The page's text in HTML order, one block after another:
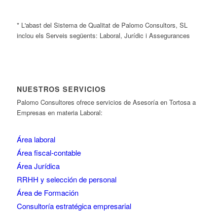
* L'abast del Sistema de Qualitat de Palomo Consultors, SL
inclou els Serveis següents: Laboral, Jurídic i Assegurances
NUESTROS SERVICIOS
Palomo Consultores ofrece servicios de Asesoría en Tortosa a
Empresas en materia Laboral:
Área laboral
Área fiscal-contable
Área Jurídica
RRHH y selección de personal
Área de Formación
Consultoría estratégica empresarial